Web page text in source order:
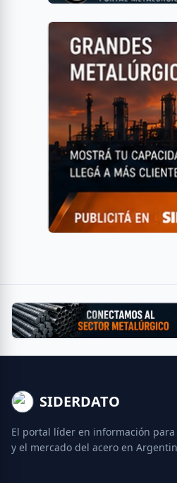
SIDERDATO
El portal líder en información
y el mercado del acero en